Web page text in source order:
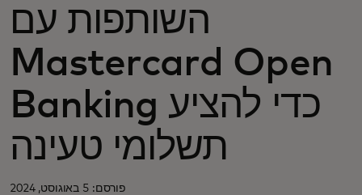
לחדשנים
חדשות ומגמות
השותפות עם
Mastercard Open
Banking כדי להציע
תשלומי טעינה
פורסם: 5 באוגוסט, 2024